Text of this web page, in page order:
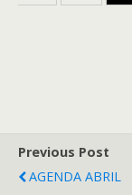
Previous Post
AGENDA ABRIL